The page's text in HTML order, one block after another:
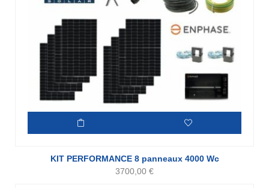
KIT PERFORMANCE 8 panneaux 4000 Wc
3700,00 €